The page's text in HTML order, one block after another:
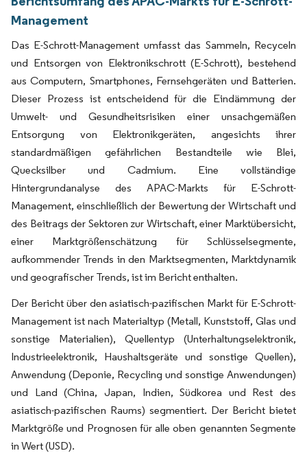
Management
Das E-Schrott-Management umfasst das Sammeln, Recyceln
und Entsorgen von Elektronikschrott (E-Schrott), bestehend
aus Computern, Smartphones, Fernsehgeräten und Batterien.
Dieser Prozess ist entscheidend für die Eindämmung der
Umwelt- und Gesundheitsrisiken einer unsachgemäßen
Entsorgung von Elektronikgeräten, angesichts ihrer
standardmäßigen gefährlichen Bestandteile wie Blei,
Quecksilber und Cadmium. Eine vollständige
Hintergrundanalyse des APAC-Markts für E-Schrott-
Management, einschließlich der Bewertung der Wirtschaft und
des Beitrags der Sektoren zur Wirtschaft, einer Marktübersicht,
einer Marktgrößenschätzung für Schlüsselsegmente,
aufkommender Trends in den Marktsegmenten, Marktdynamik
und geografischer Trends, ist im Bericht enthalten.
Der Bericht über den asiatisch-pazifischen Markt für E-Schrott-
Management ist nach Materialtyp (Metall, Kunststoff, Glas und
sonstige Materialien), Quellentyp (Unterhaltungselektronik,
Industrieelektronik, Haushaltsgeräte und sonstige Quellen),
Anwendung (Deponie, Recycling und sonstige Anwendungen)
und Land (China, Japan, Indien, Südkorea und Rest des
asiatisch-pazifischen Raums) segmentiert. Der Bericht bietet
Marktgröße und Prognosen für alle oben genannten Segmente
in Wert (USD).